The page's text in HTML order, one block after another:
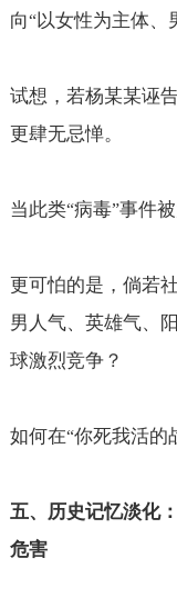
向“以女性为主体、
试想，若杨某某诬
更肆无忌惮。
当此类“病毒”事件
更可怕的是，倘若
男人气、英雄气、
球激烈竞争？
如何在“你死我活的
五、历史记忆淡化
危害